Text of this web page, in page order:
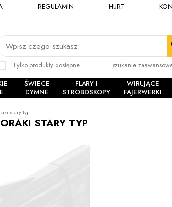
Wpisz czego szukasz:
Tylko produkty dostępne szukanie
REGULAMIN HURT
ŚWIECE
DYMNE
FLARY I
STROBOSKOPY
WIRUJĄCE
FAJERWERKI
stary typ
STARY TYP